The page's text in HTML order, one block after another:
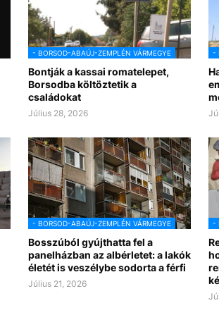
- BORSOD-ABAÚJ-ZEMPLÉN VÁRMEGYE
Bontják a kassai romatelepet,
Borsodba költöztetik a
családokat
Július 28, 2026
-
- BORSOD-ABAÚJ-ZEMPLÉN VÁRMEGYE
Bosszúból gyújthatta fel a
panelházban az albérletet: a lakók
életét is veszélybe sodorta a férfi
Július 21, 2026
-